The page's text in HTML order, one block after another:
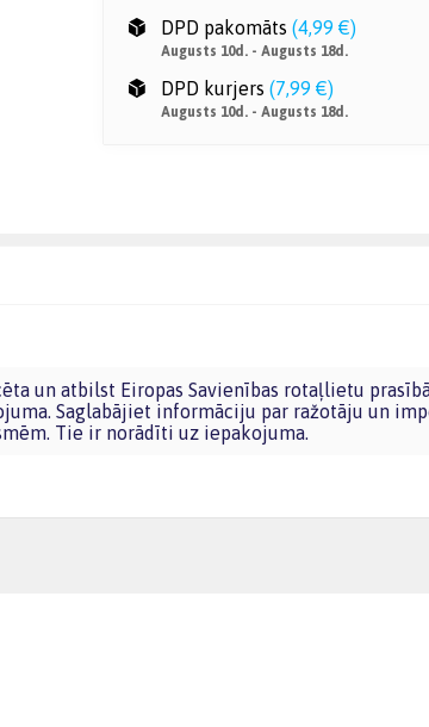
DPD pakomāts (4,99 €)
Augusts 10d. - Augusts 18d.
DPD kurjers (7,99 €)
Augusts 10d. - Augusts 18d.
Saglabājiet informāciju par ražotāju un
Tie ir norādīti uz iepakojuma.